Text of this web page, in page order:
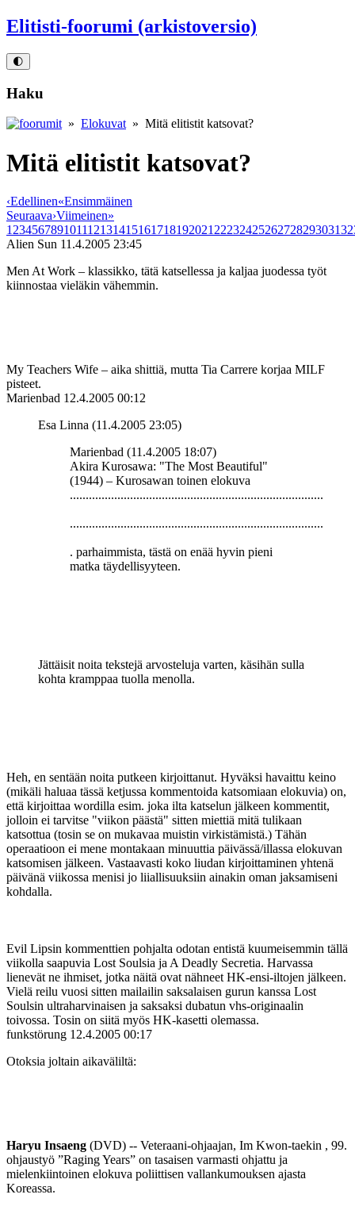
Elitisti-foorumi (arkistoversio)
🌓
Haku
» Elokuvat » Mitä elitistit katsovat?
Mitä elitistit katsovat?
‹Edellinen«Ensimmäinen
Seuraava›Viimeinen»
1 23456789101112131415161718192021 2223242526272829303132
Alien Sun 11.4.2005 23:45
Men At Work – klassikko, tätä katsellessa ja kaljaa juodessa työt
kiinnostaa vieläkin vähemmin.
My Teachers Wife – aika shittiä, mutta Tia Carrere korjaa MILF
pisteet.
Marienbad 12.4.2005 00:12
Esa Linna (11.4.2005 23:05)
Marienbad (11.4.2005 18:07)
Akira Kurosawa: "The Most Beautiful"
(1944) – Kurosawan toinen elokuva
................................................................................
................................................................................
. parhaimmista, tästä on enää hyvin pieni
matka täydellisyyteen.
Jättäisit noita tekstejä arvosteluja varten, käsihän sulla
kohta kramppaa tuolla menolla.
Heh, en sentään noita putkeen kirjoittanut. Hyväksi havaittu keino
(mikäli haluaa tässä ketjussa kommentoida katsomiaan elokuvia) on,
että kirjoittaa wordilla esim. joka ilta katselun jälkeen kommentit,
jolloin ei tarvitse "viikon päästä" sitten miettiä mitä tulikaan
katsottua (tosin se on mukavaa muistin virkistämistä.) Tähän
operaatioon ei mene montakaan minuuttia päivässä/illassa elokuvan
katsomisen jälkeen. Vastaavasti koko liudan kirjoittaminen yhtenä
päivänä viikossa menisi jo liiallisuuksiin ainakin oman jaksamiseni
kohdalla.
Evil Lipsin kommenttien pohjalta odotan entistä kuumeisemmin tällä
viikolla saapuvia Lost Soulsia ja A Deadly Secretia. Harvassa
lienevät ne ihmiset, jotka näitä ovat nähneet HK-ensi-iltojen jälkeen.
Vielä reilu vuosi sitten mailailin saksalaisen gurun kanssa Lost
Soulsin ultraharvinaisen ja saksaksi dubatun vhs-originaalin
toivossa. Tosin on siitä myös HK-kasetti olemassa.
funkstörung 12.4.2005 00:17
Otoksia joltain aikaväliltä:
Haryu Insaeng (DVD) -- Veteraani-ohjaajan, Im Kwon-taekin , 99.
ohjaustyö ”Raging Years” on tasaisen varmasti ohjattu ja
mielenkiintoinen elokuva poliittisen vallankumouksen ajasta
Koreassa.